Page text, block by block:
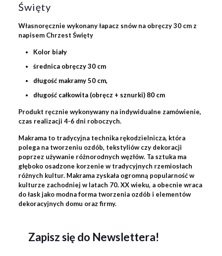
Święty
Własnoręcznie wykonany łapacz snów na obręczy 30 cm z
napisem Chrzest Święty
Kolor biały
średnica obręczy 30 cm
długość makramy 50 cm,
długość całkowita (obręcz + sznurki) 80 cm
Produkt ręcznie wykonywany na indywidualne zamówienie,
czas realizacji 4-6 dni roboczych.
Makrama to tradycyjna technika rękodzielnicza, która
polega na tworzeniu ozdób, tekstyliów czy dekoracji
poprzez używanie różnorodnych węzłów. Ta sztuka ma
głęboko osadzone korzenie w tradycyjnych rzemiosłach
różnych kultur. Makrama zyskała ogromną popularność w
kulturze zachodniej w latach 70. XX wieku, a obecnie wraca
do łask jako modna forma tworzenia ozdób i elementów
dekoracyjnych domu oraz firmy.
Zapisz się do Newslettera!